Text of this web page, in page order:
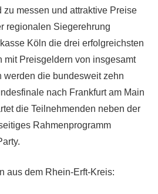
messen und attraktive Preise
regionalen Siegerehrung
Köln die drei erfolgreichsten
mit Preisgeldern von insgesamt
werden die bundesweit zehn
nach Frankfurt am Main
die Teilnehmenden neben der
Rahmenprogramm
aus dem Rhein-Erft-Kreis: